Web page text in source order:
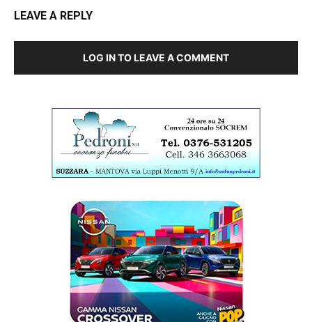
LEAVE A REPLY
LOG IN TO LEAVE A COMMENT